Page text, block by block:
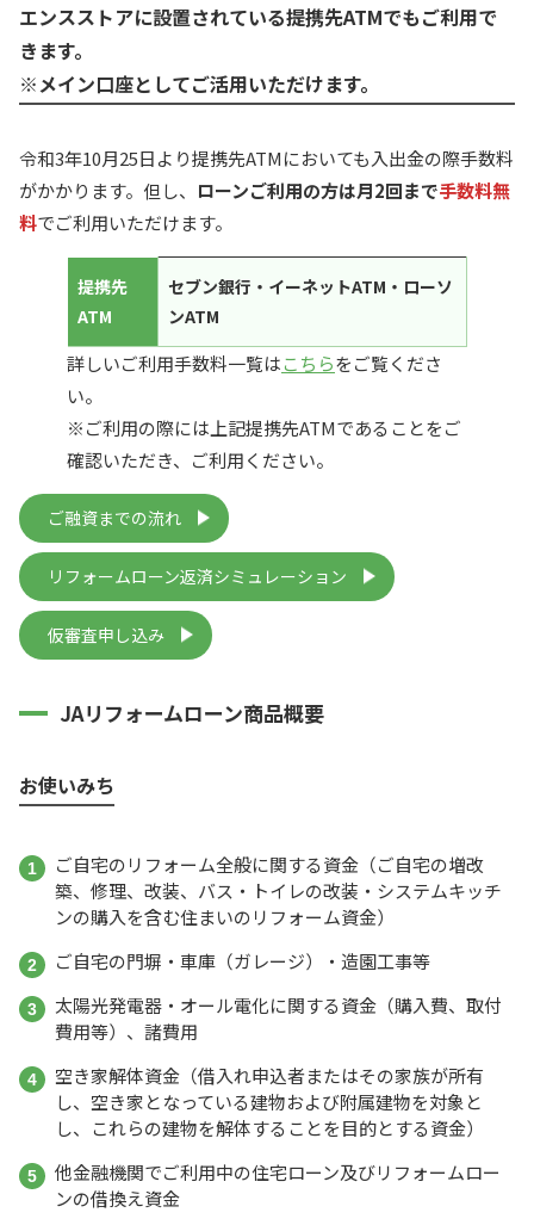
エンスストアに設置されている提携先ATMでもご利用で
きます。
※メイン口座としてご活用いただけます。
令和3年10月25日より提携先ATMにおいても入出金の際手数料
がかかります。但し、 ローンご利用の方は月2回まで手数料無
料でご利用いただけます。
提携先
ATM
セブン銀行・イーネットATM・ローソ
ンATM
詳しいご利用手数料一覧はこちらをご覧くださ
い。
※ご利用の際には上記提携先ATMであることをご
確認いただき、ご利用ください。
ご融資までの流れ
リフォームローン返済シミュレーション
仮審査申し込み
JAリフォームローン商品概要
お使いみち
ご自宅のリフォーム全般に関する資金（ご自宅の増改
築、修理、改装、バス・トイレの改装・システムキッチ
ンの購入を含む住まいのリフォーム資金）
ご自宅の門塀・車庫（ガレージ）・造園工事等
太陽光発電器・オール電化に関する資金（購入費、取付
費用等）、諸費用
空き家解体資金（借入れ申込者またはその家族が所有
し、空き家となっている建物および附属建物を対象と
し、これらの建物を解体することを目的とする資金）
他金融機関でご利用中の住宅ローン及びリフォームロー
ンの借換え資金